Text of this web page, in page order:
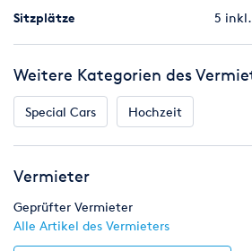
Sitzplätze
5
Weitere Kategorien des
Special Cars Hochzeit
Vermieter
Geprüfter Vermieter
Alle Artikel des Vermieters